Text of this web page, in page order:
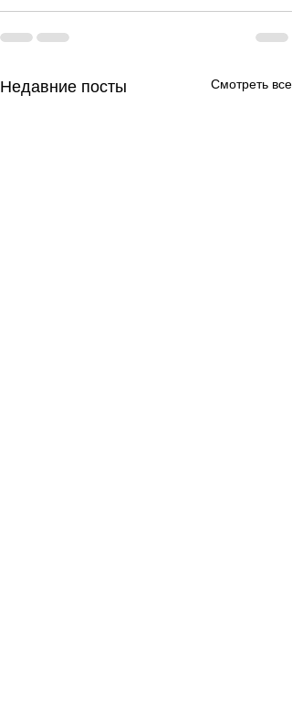
Недавние посты Смотреть все